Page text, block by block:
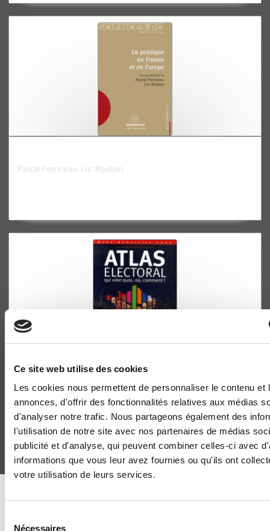
Ce site web utilise des cookies
Les cookies nous permettent de personnaliser le contenu et
annonces, d'offrir des fonctionnalités relatives aux médias
d'analyser notre trafic. Nous partageons également des
l'utilisation de notre site avec nos partenaires de médias
publicité et d'analyse, qui peuvent combiner celles-ci avec
informations que vous leur avez fournies ou qu'ils ont
votre utilisation de leurs services.
Nécessaires
Pascal Perrineau, Luc Rouban
Atlas électoral 2007
Qui vote quoi, où, comment ?
Pascal Perrineau
DISCOVER OUR JOURNALS